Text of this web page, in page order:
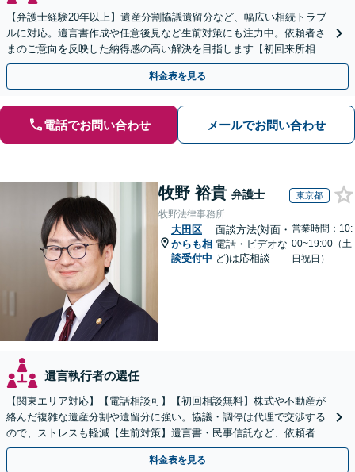
【弁護士経験20年以上】遺産分割協議遺留分など、幅広い相続トラブ
ルに対応。遺言書作成や任意後見など生前対策にも注力中。依頼者さ
まのご意向を反映した納得感の高い解決を目指します【初回来所相談
無料】【電話相談・web面談可】【千葉中央駅5分】
料金表を見る
電話でお問い合わせ メールでお問い合わせ
牧野 裕貴 弁護士 東京都
牧野法律事務所
大田区
からも相
談受付中
面談方法(対面・
電話・ビデオな
ど)は応相談
営業時間：10:
00~19:00（土
日祝日）
遺言執行者の選任
【関東エリア対応】【電話相談可】【初回相談無料】株式や不動産が
絡んだ複雑な遺産分割や遺留分に強い。協議・調停は代理で交渉する
ので、ストレスも軽減【生前対策】遺言書・民事信託など、依頼者さ
まの希望に合わせて対応【夜間・休日面談可】
料金表を見る